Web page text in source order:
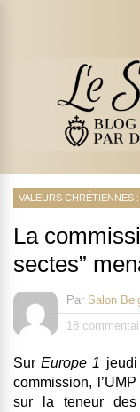
VALEURS CHRÉTIENNES
La
sectes”
Par Salon
18
SurEurope 1
commission, l’UMP
sur la teneur des